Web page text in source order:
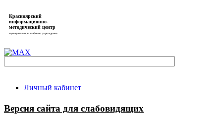
Красноярский
информационно-
методический центр
муниципальное казённое учреждение
Личный кабинет
Версия сайта для слабовидящих